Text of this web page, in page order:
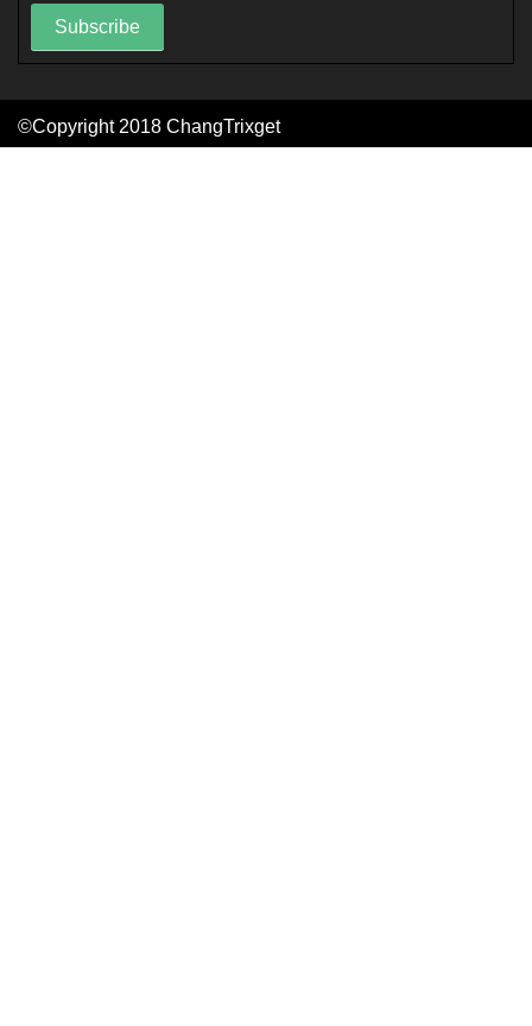
Subscribe
©Copyright 2018 ChangTrixget